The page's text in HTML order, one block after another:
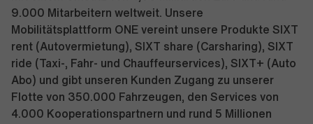
9.000 Mitarbeitern weltweit. Unsere
Mobilitätsplattform ONE vereint unsere Produkte SIXT
rent (Autovermietung), SIXT share (Carsharing), SIXT
ride (Taxi-, Fahr- und Chauffeurservices), SIXT+ (Auto
Abo) und gibt unseren Kunden Zugang zu unserer
Flotte von 350.000 Fahrzeugen, den Services von
4.000 Kooperationspartnern und rund 5 Millionen